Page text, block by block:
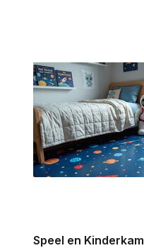
Speel en